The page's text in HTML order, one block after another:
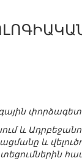
փորձագետ
և
և